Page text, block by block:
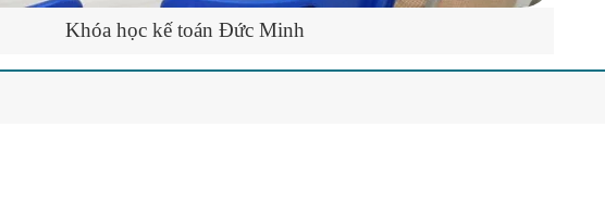
Khóa học kế toán Đức Minh